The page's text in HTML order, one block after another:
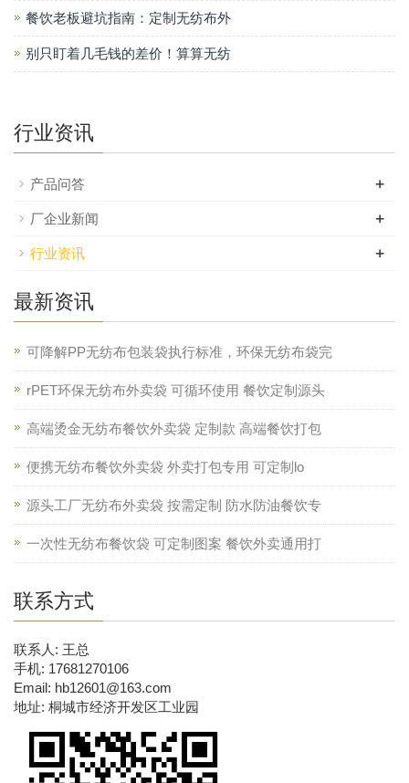
餐饮老板避坑指南：定制无纺布外
别只盯着几毛钱的差价！算算无纺
行业资讯
产品问答 +
厂企业新闻 +
行业资讯 +
最新资讯
可降解PP无纺布包装袋执行标准，环保无纺布袋完
rPET环保无纺布外卖袋 可循环使用 餐饮定制源头
高端烫金无纺布餐饮外卖袋 定制款 高端餐饮打包
便携无纺布餐饮外卖袋 外卖打包专用 可定制lo
源头工厂无纺布外卖袋 按需定制 防水防油餐饮专
一次性无纺布餐饮袋 可定制图案 餐饮外卖通用打
联系方式
联系人: 王总
手机: 17681270106
Email: hb12601@163.com
地址: 桐城市经济开发区工业园